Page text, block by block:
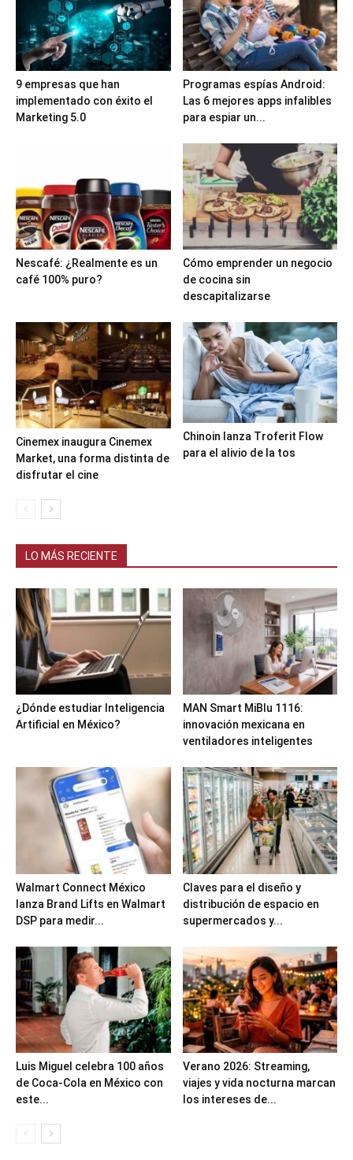
9 empresas que han
implementado con éxito el
Marketing 5.0
Programas espías Android:
Las 6 mejores apps infalibles
para espiar un...
Nescafé: ¿Realmente es un
café 100% puro?
Cómo emprender un negocio
de cocina sin
descapitalizarse
Cinemex inaugura Cinemex
Market, una forma distinta de
disfrutar el cine
Chinoin lanza Troferit Flow
para el alivio de la tos
LO MÁS RECIENTE
¿Dónde estudiar Inteligencia
Artificial en México?
MAN Smart MiBlu 1116:
innovación mexicana en
ventiladores inteligentes
Walmart Connect México
lanza Brand Lifts en Walmart
DSP para medir...
Claves para el diseño y
distribución de espacio en
supermercados y...
Luis Miguel celebra 100 años
de Coca-Cola en México con
este...
Verano 2026: Streaming,
viajes y vida nocturna marcan
los intereses de...